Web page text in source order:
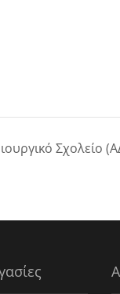
Σχολείο